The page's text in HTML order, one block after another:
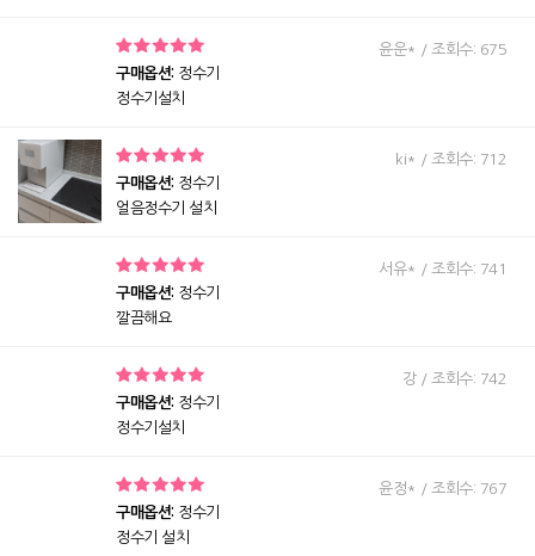
구매옵션: 정수기
정수기설치
윤운* / 조회수: 675
구매옵션: 정수기
얼음정수기 설치
ki* / 조회수: 712
구매옵션: 정수기
깔끔해요
서유* / 조회수: 741
구매옵션: 정수기
정수기설치
강 / 조회수: 742
구매옵션: 정수기
정수기 설치
윤정* / 조회수: 767